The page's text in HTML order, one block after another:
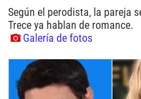
Según el perodista, la pareja
Trece ya hablan de romance.
Galería de fotos